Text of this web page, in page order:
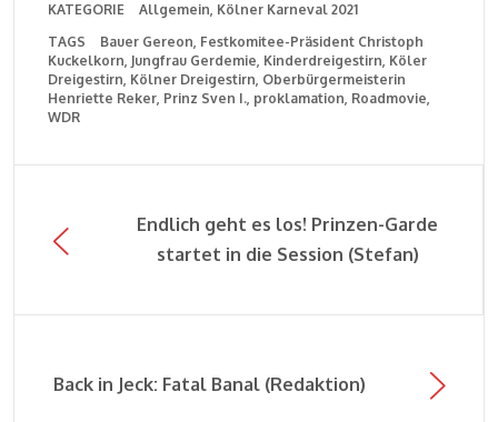
KATEGORIE Allgemein Kölner Karneval 2021
TAGS
Bauer Gereon Festkomitee-Präsident Christoph
Kuckelkorn Jungfrau Gerdemie Kinderdreigestirn Köler
Dreigestirn Kölner Dreigestirn Oberbürgermeisterin
Henriette Reker Prinz Sven I. proklamation Roadmovie
WDR
Endlich geht es los! Prinzen-Garde
startet in die Session (Stefan)
Back in Jeck: Fatal Banal (Redaktion)